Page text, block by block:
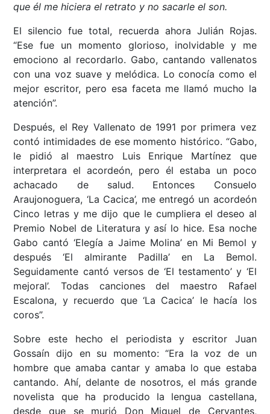
que él me hiciera el retrato y no sacarle el son.
El silencio fue total, recuerda ahora Julián Rojas.
“Ese fue un momento glorioso, inolvidable y me
emociono al recordarlo. Gabo, cantando vallenatos
con una voz suave y melódica. Lo conocía como el
mejor escritor, pero esa faceta me llamó mucho la
atención”.
Después, el Rey Vallenato de 1991 por primera vez
contó intimidades de ese momento histórico. “Gabo,
le pidió al maestro Luis Enrique Martínez que
interpretara el acordeón, pero él estaba un poco
achacado de salud. Entonces Consuelo
Araujonoguera, ‘La Cacica’, me entregó un acordeón
Cinco letras y me dijo que le cumpliera el deseo al
Premio Nobel de Literatura y así lo hice. Esa noche
Gabo cantó ‘Elegía a Jaime Molina’ en Mi Bemol y
después ‘El almirante Padilla’ en La Bemol.
Seguidamente cantó versos de ‘El testamento’ y ‘El
mejoral’. Todas canciones del maestro Rafael
Escalona, y recuerdo que ‘La Cacica’ le hacía los
coros”.
Sobre este hecho el periodista y escritor Juan
Gossaín dijo en su momento: “Era la voz de un
hombre que amaba cantar y amaba lo que estaba
cantando. Ahí, delante de nosotros, el más grande
novelista que ha producido la lengua castellana,
desde que se murió Don Miguel de Cervantes,